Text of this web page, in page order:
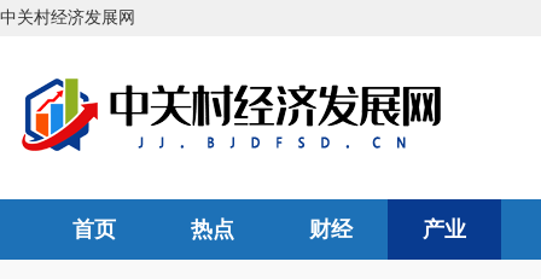
中关村经济发展网
首页 热点 财经 产业